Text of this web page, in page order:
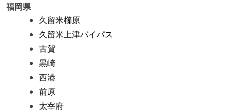
福岡県
久留米櫛原
久留米上津バイパス
古賀
黒崎
西港
前原
太宰府